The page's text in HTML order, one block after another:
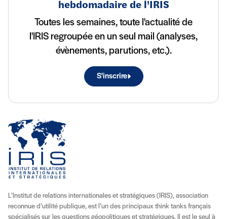
hebdomadaire de l'IRIS
Toutes les semaines, toute l'actualité de
l'IRIS regroupée en un seul mail (analyses,
évènements, parutions, etc.).
S'inscrire
L’Institut de relations internationales et stratégiques (IRIS), association
reconnue d’utilité publique, est l’un des principaux think tanks français
spécialisés sur les questions géopolitiques et stratégiques. Il est le seul à